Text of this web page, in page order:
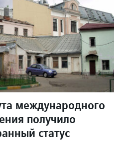
международного
получило
статус